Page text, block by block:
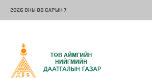
2026 ОНЫ 08 САРЫН 7